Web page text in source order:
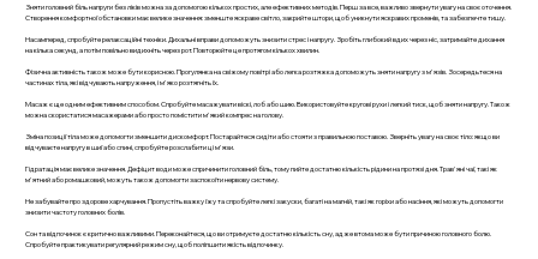
Зняти головний біль напруги без ліків можна за допомогою кількох простих, але ефективних методів. Перш за все, важливо звернути увагу на своє оточення.
Створення комфортної обстановки має велике значення: зменште яскраве світло, закрийте штори, щоб уникнути яскравих променів, та забезпечте тишу.
Насамперед, спробуйте релаксаційні техніки. Дихальні вправи допоможуть знизити стрес і напругу. Зробіть глибокий вдих через ніс, затримайте дихання
на кілька секунд, а потім повільно видихніть через рот. Повторюйте це протягом кількох хвилин.
Фізична активність також може бути корисною. Прогулянка на свіжому повітрі або легка розтяжка допоможуть зняти напругу з м'язів. Зосередьтеся на
частинах тіла, які відчувають напруження, і м'яко розтягніть їх.
Масаж є ще одним ефективним способом. Спробуйте масажувати віскі, лоб або шию. Використовуйте кругові рухи і легкий тиск, щоб зняти напругу. Також
можна скористатися масажерами або просто помістити м'який компрес на голову.
Зміна позиції тіла може допомогти зменшити дискомфорт. Постарайтеся сидіти або стояти з правильною поставою. Зверніть увагу на своє тіло: якщо ви
відчуваєте напругу в шиї або спині, спробуйте розслабити ці м'язи.
Гідратація має велике значення. Дефіцит води може спричинити головний біль, тому пийте достатню кількість рідини на протязі дня. Трав'яні чаї, такі як
м'ятний або ромашковий, можуть також допомогти заспокоїти нервову систему.
Не забувайте про здорове харчування. Пропустіть важку їжу та спробуйте легкі закуски, багаті на магній, такі як горіхи або насіння, які можуть допомогти
знизити частоту головних болів.
Сон та відпочинок є критично важливими. Переконайтеся, що ви отримуєте достатню кількість сну, адже втома може бути причиною головного болю.
Спробуйте практикувати регулярний режим сну, щоб поліпшити якість відпочинку.